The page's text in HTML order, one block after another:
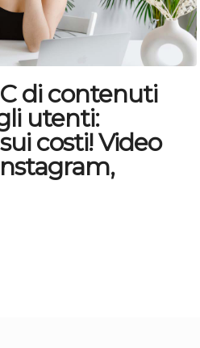
di contenuti
utenti:
costi! Video